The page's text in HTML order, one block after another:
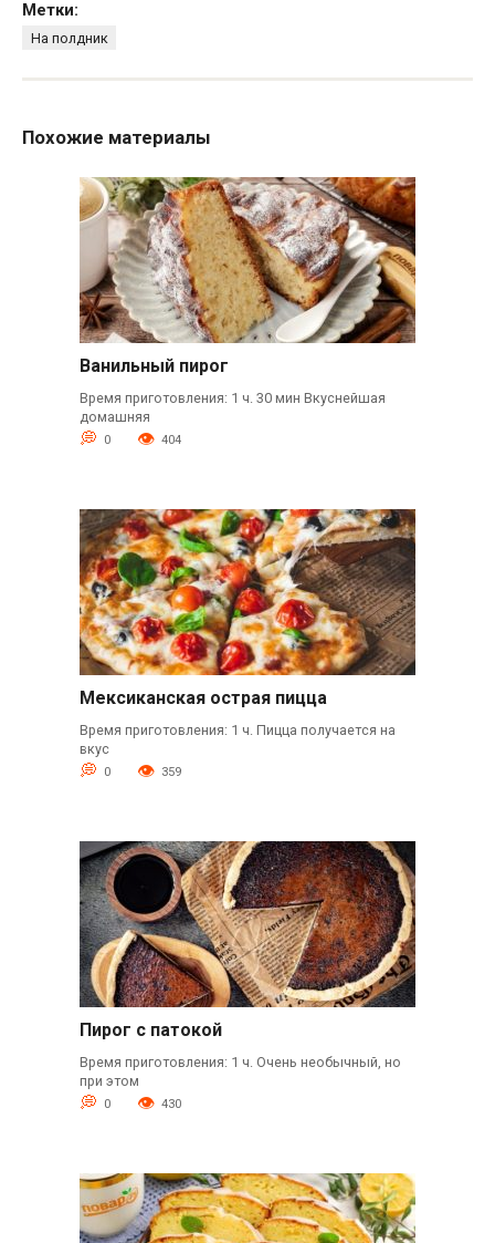
Метки:
На полдник
Похожие материалы
Ванильный пирог
Время приготовления: 1 ч. 30 мин Вкуснейшая
домашняя
0 404
Мексиканская острая пицца
Время приготовления: 1 ч. Пицца получается на
вкус
0 359
Пирог с патокой
Время приготовления: 1 ч. Очень необычный, но
при этом
0 430